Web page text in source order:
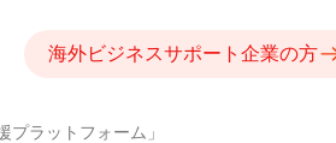
ラットフォーム」
海外ビジネスサポート企業の方